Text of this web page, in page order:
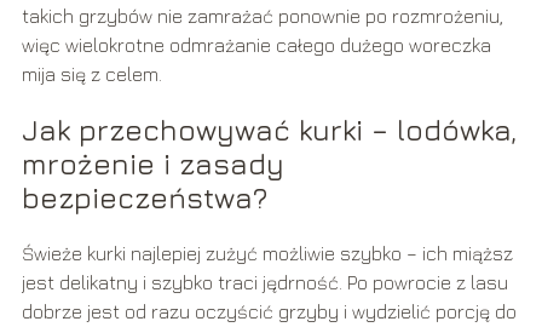
takich grzybów nie zamrażać ponownie po rozmrożeniu,
więc wielokrotne odmrażanie całego dużego woreczka
mija się z celem.
Jak przechowywać kurki – lodówka,
mrożenie i zasady
bezpieczeństwa?
Świeże kurki najlepiej zużyć możliwie szybko – ich miąższ
jest delikatny i szybko traci jędrność. Po powrocie z lasu
dobrze jest od razu oczyścić grzyby i wydzielić porcję do